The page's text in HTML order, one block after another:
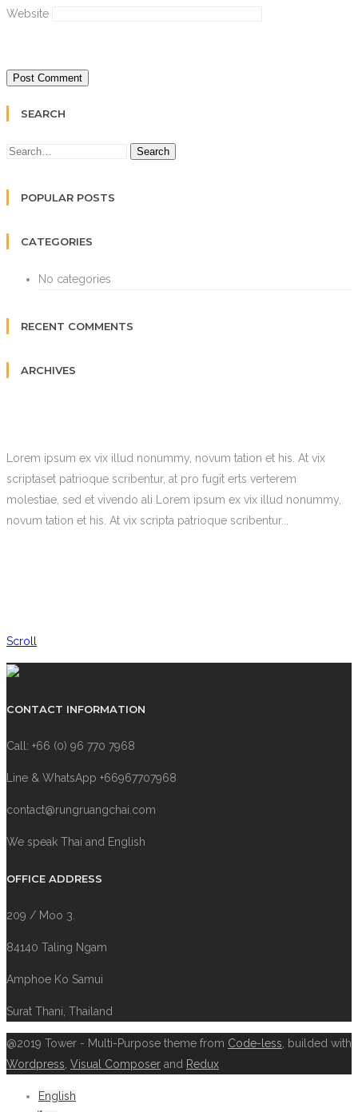
Website
SEARCH
Search
POPULAR POSTS
CATEGORIES
No categories
RECENT COMMENTS
ARCHIVES
Lorem ipsum ex vix illud nonummy, novum tation et his. At vix
scriptaset patrioque scribentur, at pro fugit erts verterem
molestiae, sed et vivendo ali Lorem ipsum ex vix illud nonummy,
novum tation et his. At vix scripta patrioque scribentur...
Scroll
CONTACT INFORMATION
Call: +66 (0) 96 770 7968
Line & WhatsApp +66967707968
contact@rungruangchai.com
We speak Thai and English
OFFICE ADDRESS
209 / Moo 3.
84140 Taling Ngam
Amphoe Ko Samui
Surat Thani, Thailand
@2019 Tower - Multi-Purpose theme from Code-less , builded with
Wordpress Visual Composer and Redux
English